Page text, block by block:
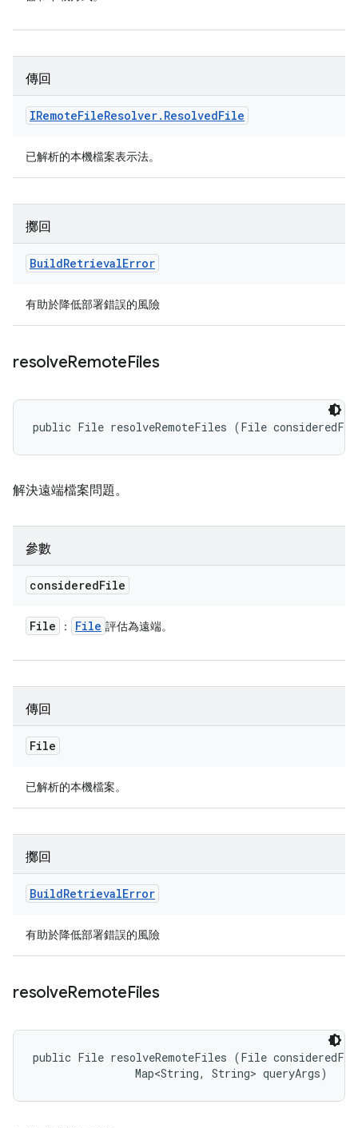
傳回
IRemoteFileResolver. ResolvedFile
已解析的本機檔案表示法。
擲回
BuildRetrievalError
有助於降低部署錯誤的風險
resolveRemoteFiles
public File resolveRemoteFiles (File
解決遠端檔案問題。
參數
consideredFile
File ： File 評估為遠端。
傳回
File
已解析的本機檔案。
擲回
BuildRetrievalError
有助於降低部署錯誤的風險
resolveRemoteFiles
public File resolveRemoteFiles (File
                Map<String, String> queryArgs)